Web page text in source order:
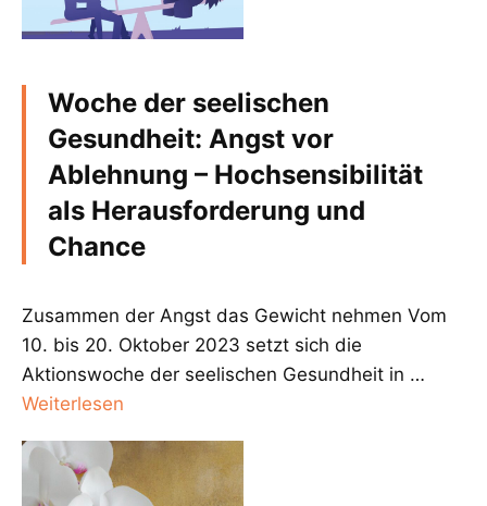
Woche der seelischen
Gesundheit: Angst vor
Ablehnung – Hochsensibilität
als Herausforderung und
Chance
Zusammen der Angst das Gewicht nehmen Vom
10. bis 20. Oktober 2023 setzt sich die
Aktionswoche der seelischen Gesundheit in …
Weiterlesen